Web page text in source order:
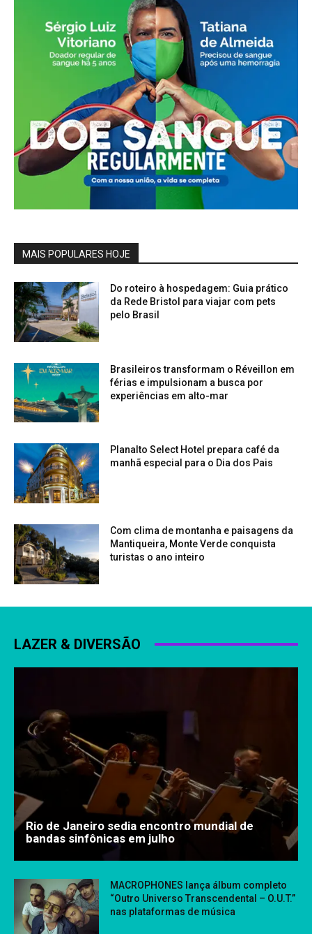
MAIS POPULARES HOJE
Do roteiro à hospedagem: Guia prático
da Rede Bristol para viajar com pets
pelo Brasil
Brasileiros transformam o Réveillon em
férias e impulsionam a busca por
experiências em alto-mar
Planalto Select Hotel prepara café da
manhã especial para o Dia dos Pais
Com clima de montanha e paisagens da
Mantiqueira, Monte Verde conquista
turistas o ano inteiro
LAZER & DIVERSÃO
Rio de Janeiro sedia encontro mundial de
bandas sinfônicas em julho
MACROPHONES lança álbum completo
“Outro Universo Transcendental – O.U.T.”
nas plataformas de música